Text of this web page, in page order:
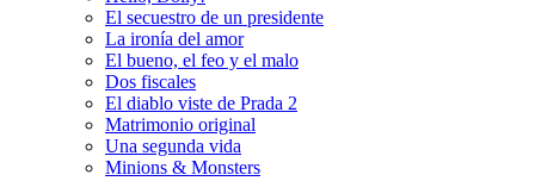
El secuestro de un presidente
La ironía del amor
El bueno, el feo y el malo
Dos fiscales
El diablo viste de Prada 2
Matrimonio original
Una segunda vida
Minions & Monsters